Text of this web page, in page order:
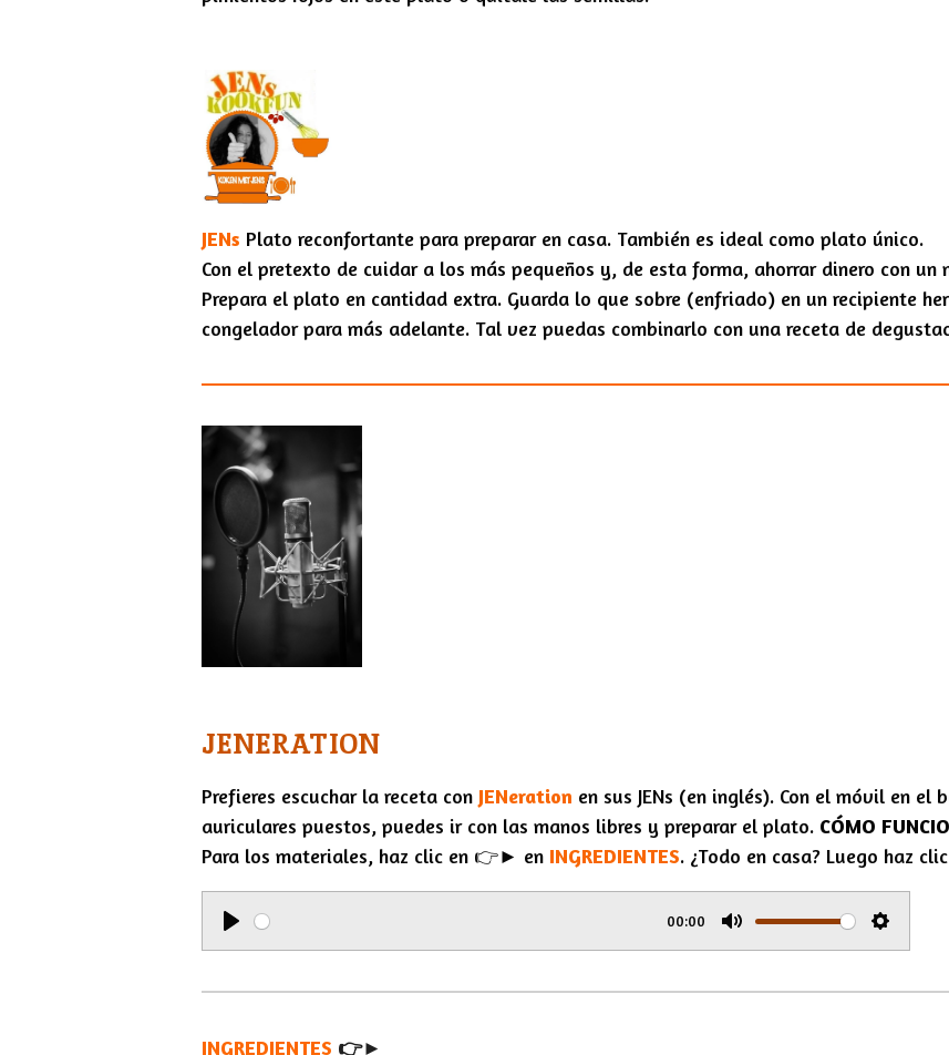
JENs Plato reconfortante para preparar en casa. También es ideal como plato único.
Con el pretexto de cuidar a los más pequeños y, de esta forma, ahorrar dinero con un
Prepara el plato en cantidad extra. Guarda lo que sobre (enfriado) en un recipiente
congelador para más adelante. Tal vez puedas combinarlo con una receta de
JENERATION
Prefieres escuchar la receta con JENeration en sus JENs (en inglés). Con el móvil en el
auriculares puestos, puedes ir con las manos libres y preparar el plato. CÓMO
Para los materiales, haz clic en 👉► en INGREDIENTES. ¿Todo en casa? Luego haz
P
y
00:00
M
S
INGREDIENTES 👉►